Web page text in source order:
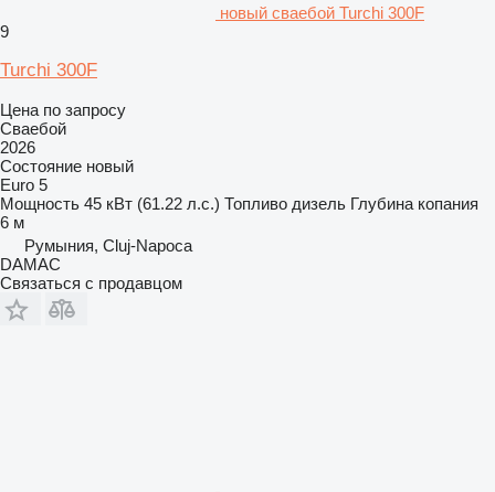
новый сваебой Turchi 300F
9
Turchi 300F
Цена по запросу
Сваебой
2026
Состояние новый
Euro 5
Мощность 45 кВт (61.22 л.с.) Топливо дизель Глубина копания
6 м
Румыния, Cluj-Napoca
DAMAC
Связаться с продавцом